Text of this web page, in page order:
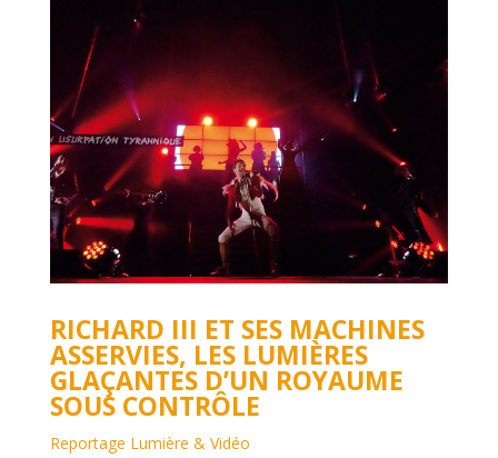
RICHARD III ET SES MACHINES
ASSERVIES, LES LUMIÈRES
GLAÇANTES D’UN ROYAUME
SOUS CONTRÔLE
Reportage Lumière & Vidéo